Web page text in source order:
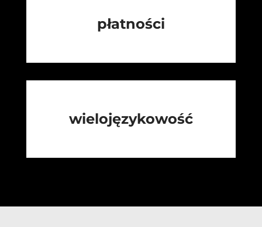
płatności
wielojęzykowość